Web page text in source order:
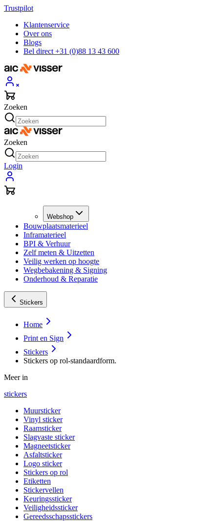
Trustpilot
Klantenservice
Over ons
Blogs
Bel direct +31 (0)88 13 43 600
Zoeken
Zoeken
Login
Webshop
Bouwplaatsmaterieel
Inframaterieel
BPI & Verhuur
Zelf meten & Uitzetten
Veilig werken op hoogte
Wegbebakening & Signing
Onderhoud & Reparatie
Stickers
Home
Print en Sign
Stickers
Stickers op rol-standaardform.
Meer in
stickers
Muursticker
Vinyl sticker
Raamsticker
Slagvaste sticker
Magneetsticker
Asfaltsticker
Logo sticker
Stickers op rol
Etiketten
Stickervellen
Keuringssticker
Veiligheidssticker
Gereedsschapsstickers